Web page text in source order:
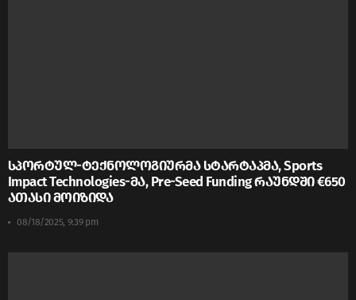
სპორტულ-ტექნოლოგიურმა სტარტაპმა, Sports
Impact Technologies-მა, Pre-Seed Funding რაუნდში €650
ათასი მოიზიდა
08/18/2025, 9:39 pm